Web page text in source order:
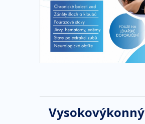
Vysokovýkonný